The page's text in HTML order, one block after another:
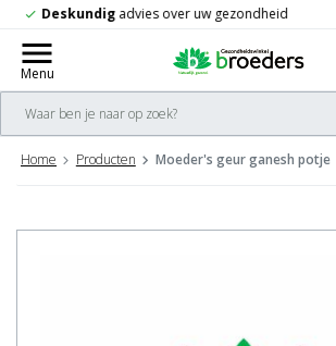
check Gratisverzending vanaf 50,-
menu
Menu
Home Producten Moeder's geur ganesh potje